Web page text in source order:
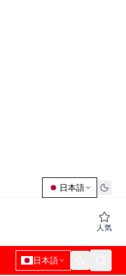
日本語
人気
日本語